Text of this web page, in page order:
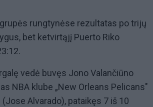
rungtynėse rezultatas po trijų
bet ketvirtąjį Puerto Riko
vedė buvęs Jono Valančiūno
NBA klube „New Orleans Pelicans"
Alvarado), pataikęs 7 iš 10